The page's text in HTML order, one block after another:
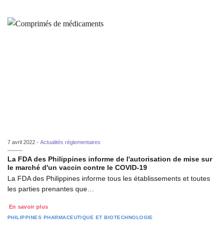
7 avril 2022 - Actualités réglementaires
La FDA des Philippines informe de l'autorisation de mise sur
le marché d'un vaccin contre le COVID-19
La FDA des Philippines informe tous les établissements et toutes
les parties prenantes que…
En savoir plus
PHILIPPINES PHARMACEUTIQUE ET BIOTECHNOLOGIE